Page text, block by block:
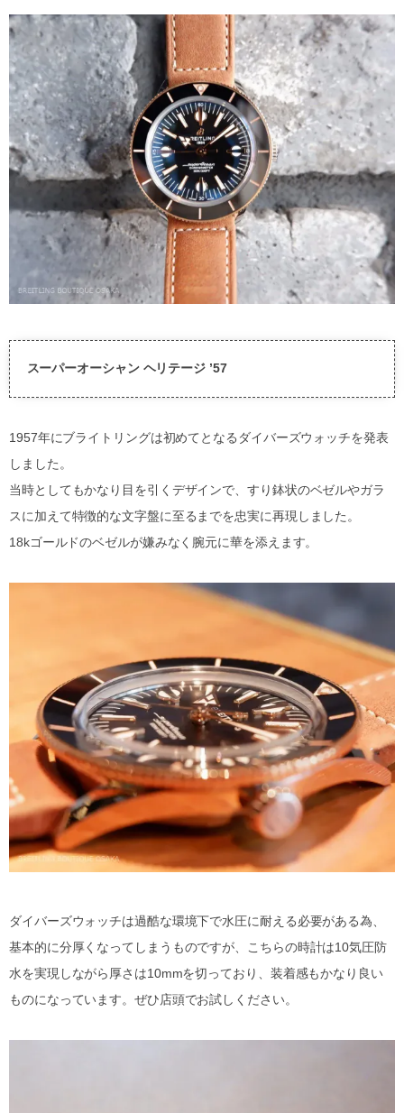
スーパーオーシャン ヘリテージ ’57
1957年にブライトリングは初めてとなるダイバーズウォッチを発表
しました。
当時としてもかなり目を引くデザインで、すり鉢状のベゼルやガラ
スに加えて特徴的な文字盤に至るまでを忠実に再現しました。
18kゴールドのベゼルが嫌みなく腕元に華を添えます。
ダイバーズウォッチは過酷な環境下で水圧に耐える必要がある為、
基本的に分厚くなってしまうものですが、こちらの時計は10気圧防
水を実現しながら厚さは10mmを切っており、装着感もかなり良い
ものになっています。ぜひ店頭でお試しください。